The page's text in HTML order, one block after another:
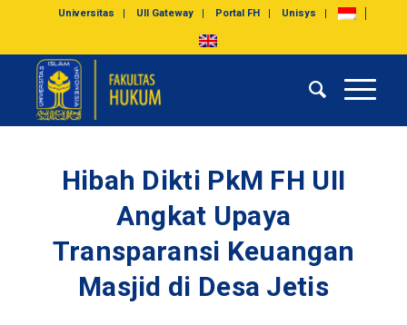
Universitas UII Gateway Portal FH Unisys
Hibah Dikti PkM FH UII
Angkat Upaya
Transparansi Keuangan
Masjid di Desa Jetis